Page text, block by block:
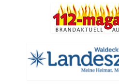
Einsatzleitwagen
20
Drehleiter DLK 23/